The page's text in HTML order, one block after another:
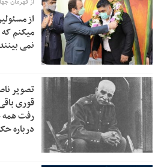
نمی‌افتد
12:00 بانک مرکزی: تعهدات ارزی منقضی
11:11
نایب رئیس هیات مرکزی نظارت بر
پاییز برگزار می‌شود
10:15
خسرو سینایی، «فیلمسازی یک حرفه
زندگیست»
ترقی: سیاست خارجی پس از جنگ
9:30
خدمات درمانی
از
میکنم که
نمی بینند
تصویر
قوری
درباره